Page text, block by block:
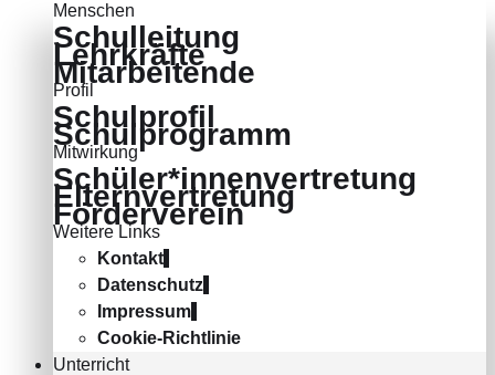
Menschen
Schulleitung
Lehrkräfte
Mitarbeitende
Profil
Schulprofil
Schulprogramm
Mitwirkung
Schüler*innenvertretung
Elternvertretung
Förderverein
Weitere Links
Kontakt
Datenschutz
Impressum
Cookie-Richtlinie
Unterricht